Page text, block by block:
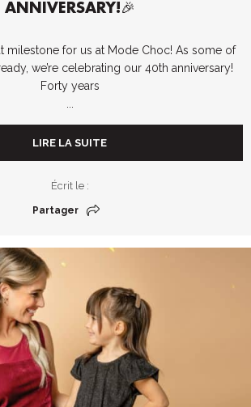
ANNIVERSARY!🎉
milestone for us at Mode Choc! As some of
we’re celebrating our 40th anniversary!
Forty years
LIRE LA SUITE
Écrit le :
Partager